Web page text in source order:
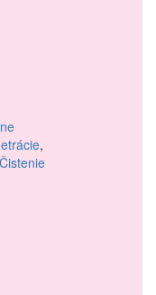
,
Čistenie